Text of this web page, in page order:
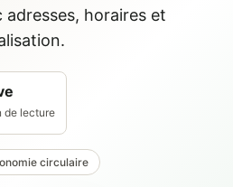
horaires et
de lecture
circulaire